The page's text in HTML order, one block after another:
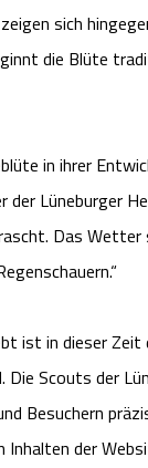
sich
die Blüte
in ihrer
Lüneburger
Das
ist in dieser Zeit
Die Scouts der
Besuchern
der